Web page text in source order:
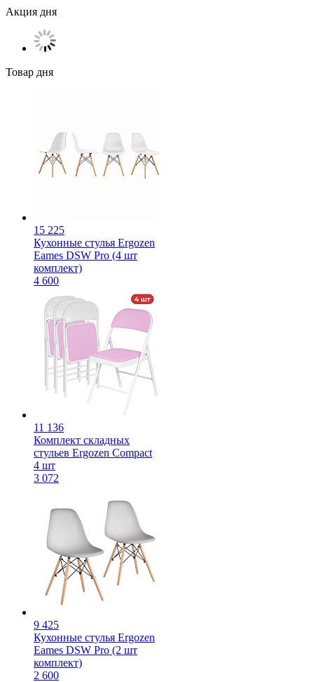
Акция дня
Товар дня
15 225
Кухонные стулья Ergozen
Eames DSW Pro (4 шт
комплект)
4 600
11 136
Комплект складных
стульев Ergozen Compact
4 шт
3 072
9 425
Кухонные стулья Ergozen
Eames DSW Pro (2 шт
комплект)
2 600